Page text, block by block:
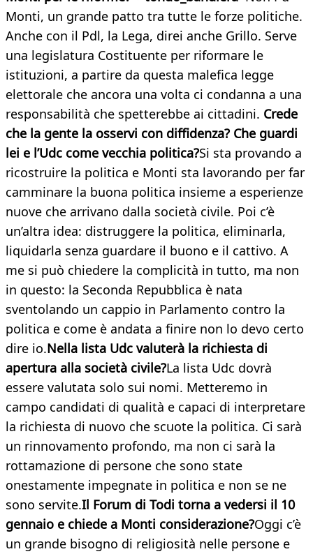
Monti, un grande patto tra tutte le forze politiche.
Anche con il Pdl, la Lega, direi anche Grillo. Serve
una legislatura Costituente per riformare le
istituzioni, a partire da questa malefica legge
elettorale che ancora una volta ci condanna a una
responsabilità che spetterebbe ai cittadini. Crede
che la gente la osservi con diffidenza? Che guardi
lei e l’Udc come vecchia politica?Si sta provando a
ricostruire la politica e Monti sta lavorando per far
camminare la buona politica insieme a esperienze
nuove che arrivano dalla società civile. Poi c’è
un’altra idea: distruggere la politica, eliminarla,
liquidarla senza guardare il buono e il cattivo. A
me si può chiedere la complicità in tutto, ma non
in questo: la Seconda Repubblica è nata
sventolando un cappio in Parlamento contro la
politica e come è andata a finire non lo devo certo
dire io.Nella lista Udc valuterà la richiesta di
apertura alla società civile?La lista Udc dovrà
essere valutata solo sui nomi. Metteremo in
campo candidati di qualità e capaci di interpretare
la richiesta di nuovo che scuote la politica. Ci sarà
un rinnovamento profondo, ma non ci sarà la
rottamazione di persone che sono state
onestamente impegnate in politica e non se ne
sono servite.Il Forum di Todi torna a vedersi il 10
gennaio e chiede a Monti considerazione?Oggi c’è
un grande bisogno di religiosità nelle persone e